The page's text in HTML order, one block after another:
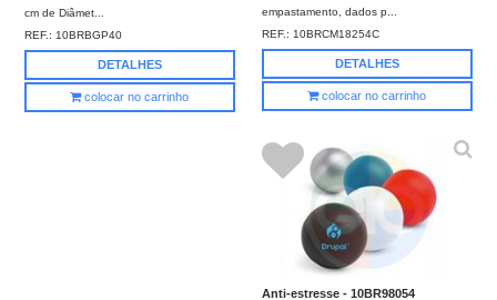
cm de Diâmet...
REF.: 10BRBGP40
DETALHES
colocar no carrinho
empastamento, dados p...
REF.:10BRCM18254C
DETALHES
colocar no carrinho
Anti-estresse - 10BR98054